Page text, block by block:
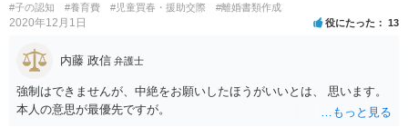
#子の認知 #養育費 #児童買春・援助交際 #離婚書類作成
2020年12月1日 役にたった 13
内藤 政信 弁護士
強制はできませんが、中絶をお願いしたほうがいいとは、 思います。
本人の意思が最優先ですが。